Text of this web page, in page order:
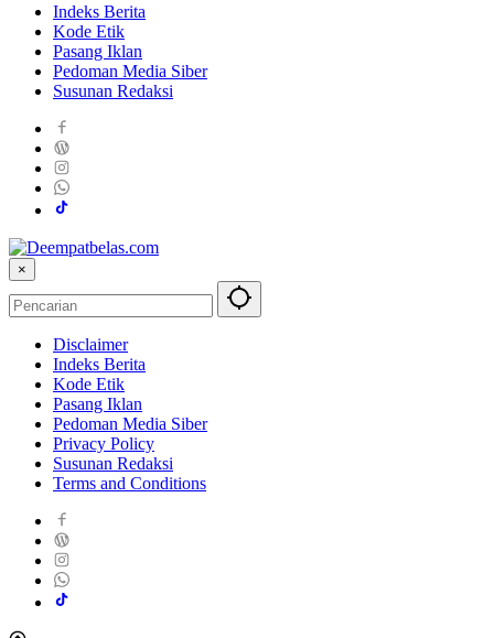
Indeks Berita
Kode Etik
Pasang Iklan
Pedoman Media Siber
Susunan Redaksi
×
Disclaimer
Indeks Berita
Kode Etik
Pasang Iklan
Pedoman Media Siber
Privacy Policy
Susunan Redaksi
Terms and Conditions